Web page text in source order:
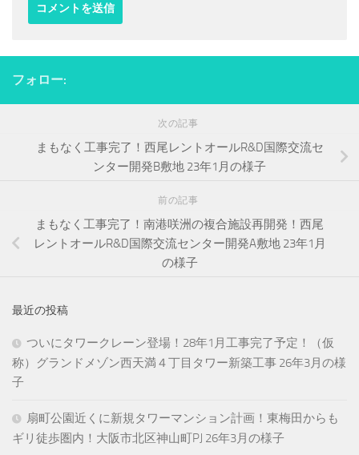
フォロー:
次の記事
まもなく工事完了！西尾レントオールR&D国際交流セ
ンター開発B敷地 23年1月の様子
前の記事
まもなく工事完了！南港咲洲の複合施設再開発！西尾
レントオールR&D国際交流センター開発A敷地 23年1月
の様子
最近の投稿
ついにタワークレーン登場！28年1月工事完了予定！（仮
称）グランドメゾン西天満４丁目タワー新築工事 26年3月の様
子
扇町公園近くに新規タワーマンション計画！東梅田からも
ギリ徒歩圏内！大阪市北区神山町PJ 26年3月の様子